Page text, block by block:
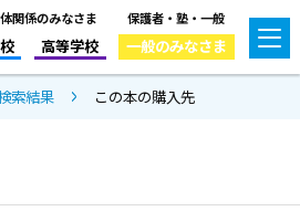
関係のみなさま
高等学校
保護者・塾・一般
一般のみなさま
索結果 この本の購入先